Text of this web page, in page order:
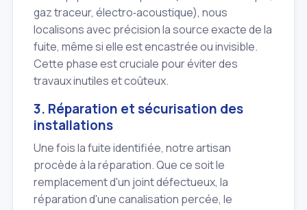
gaz traceur, électro‑acoustique), nous
localisons avec précision la source exacte de la
fuite, même si elle est encastrée ou invisible.
Cette phase est cruciale pour éviter des
travaux inutiles et coûteux.
3. Réparation et sécurisation des
installations
Une fois la fuite identifiée, notre artisan
procède à la réparation. Que ce soit le
remplacement d'un joint défectueux, la
réparation d'une canalisation percée, le